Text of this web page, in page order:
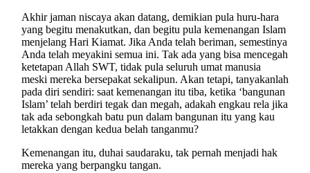
Akhir jaman niscaya akan datang, demikian pula huru-hara
yang begitu menakutkan, dan begitu pula kemenangan Islam
menjelang Hari Kiamat. Jika Anda telah beriman, semestinya
Anda telah meyakini semua ini. Tak ada yang bisa mencegah
ketetapan Allah SWT, tidak pula seluruh umat manusia
meski mereka bersepakat sekalipun. Akan tetapi, tanyakanlah
pada diri sendiri: saat kemenangan itu tiba, ketika ‘bangunan
Islam’ telah berdiri tegak dan megah, adakah engkau rela jika
tak ada sebongkah batu pun dalam bangunan itu yang kau
letakkan dengan kedua belah tanganmu?
Kemenangan itu, duhai saudaraku, tak pernah menjadi hak
mereka yang berpangku tangan.